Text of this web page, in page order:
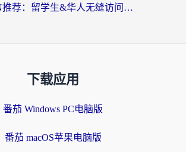
海外VPN推荐：留学生&华人无缝访问国内资源的避坑指南
下载应用
番茄 Windows PC电脑版
番茄 macOS苹果电脑版